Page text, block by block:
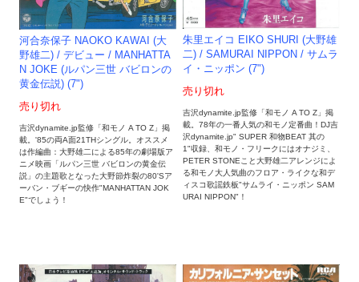
河合奈保子 NAOKO KAWAI (大
野雄二) / デビュー / MANHATTA
N JOKE (ルパン三世 バビロンの
黄金伝説) (7")
売り切れ
吉沢dynamite.jp監修「和モノ A TO Z」掲
載。'85の両A面21THシングル。オススメ
は作編曲：大野雄二による85年の劇場版ア
ニメ映画「ルパン三世 バビロンの黄金伝
説」の主題歌となった大野節炸裂の80'Sア
ーバン・ブギーの快作"MANHATTAN JOK
E"でしょう！
朱里エイコ EIKO SHURI (大野雄
二) / SAMURAI NIPPON / サムラ
イ・ニッポン (7")
売り切れ
吉沢dynamite.jp監修「和モノ A TO Z」掲
載。78年の一番人気の和モノ定番曲！DJ吉
沢dynamite.jp" SUPER 和物BEAT 其の
1"収録、和モノ・フリークにはオナジミ、
PETER STONEこと大野雄二アレンジによ
る和モノ大人気曲のフロア・ライクな和デ
ィスコ歌謡鉄板"サムライ・ニッポン SAM
URAI NIPPON"！